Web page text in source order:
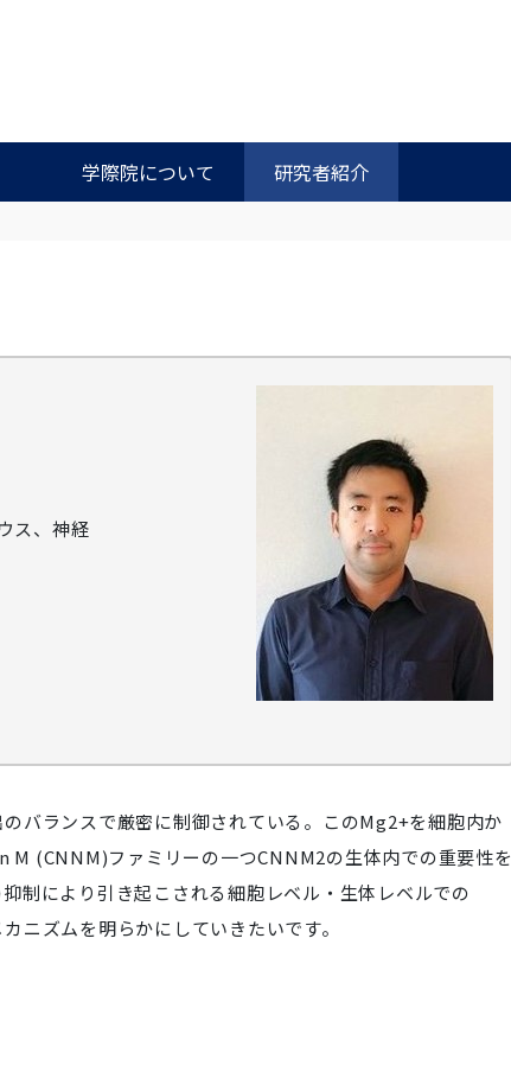
学際院について 研究者紹介
ス、神経
バランスで厳密に制御されている。このMg2+を細胞内か
M (CNNM)ファミリーの一つCNNM2の生体内での重要性を
制により引き起こされる細胞レベル・生体レベルでの
ニズムを明らかにしていきたいです。